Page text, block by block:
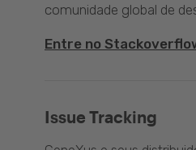
comunidade global de
Entre no
Issue Tracking